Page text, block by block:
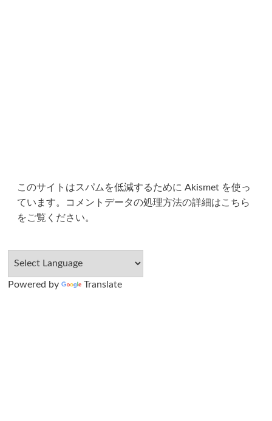
このサイトはスパムを低減するために Akismet を使っ
ています。
コメントデータの処理方法の詳細はこちら
をご覧ください。
Powered by Translate